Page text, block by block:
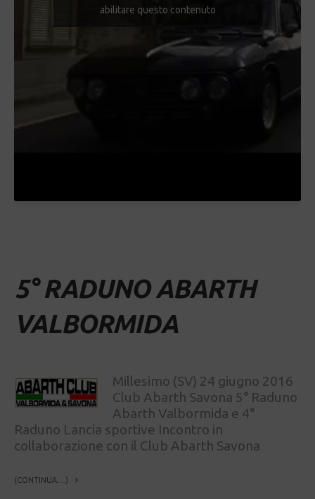
abilitare questo contenuto
5° RADUNO ABARTH
VALBORMIDA
Millesimo (SV) 24 giugno 2016
Club Abarth Savona 5° Raduno
Abarth Valbormida e 4°
Raduno Lancia sportive Incontro in
collaborazione con il Club Abarth Savona
(CONTINUA....)